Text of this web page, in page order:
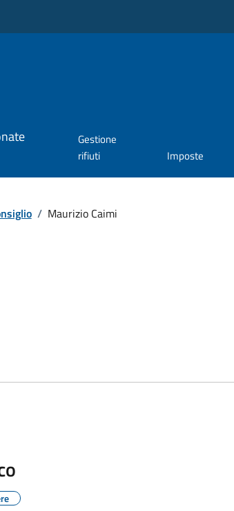
Gestione
rifiuti
Imposte
/ Maurizio Caimi